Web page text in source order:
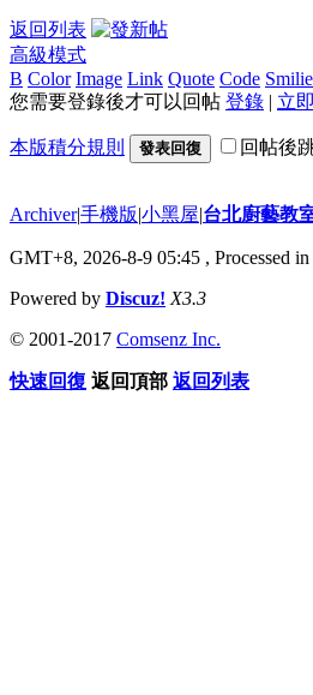
返回列表
高級模式
B Color Image Link Quote Code
您需要登錄後才可以回帖 登錄 | 立
本版積分規則 發表回復 回帖後
Archiver|手機版|小黑屋|台北廚藝教
GMT+8, 2026-8-9 05:45 , Processed
Powered by Discuz! X3.3
© 2001-2017 Comsenz Inc.
快速回復 返回頂部 返回列表